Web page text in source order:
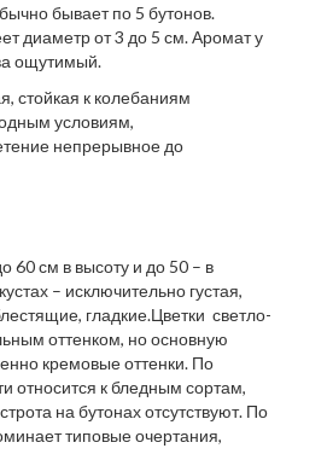
бывает по 5 бутонов.
диаметр от 3 до 5 см. Аромат у
ощутимый.
стойкая к колебаниям
условиям,
непрерывное до
60 см в высоту и до 50 – в
– исключительно густая,
гладкие.Цветки светло-
оттенком, но основную
кремовые оттенки. По
относится к бледным сортам,
на бутонах отсутствуют. По
типовые очертания,